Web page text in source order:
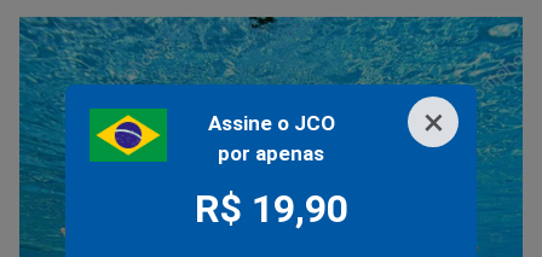
×
Assine o JCO
por apenas
R$ 19,90